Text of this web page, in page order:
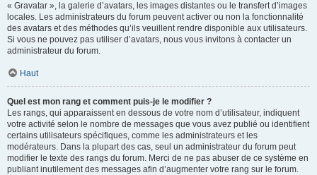
« Gravatar », la galerie d’avatars, les images distantes ou le transfert d’images
locales. Les administrateurs du forum peuvent activer ou non la fonctionnalité
des avatars et des méthodes qu’ils veuillent rendre disponible aux utilisateurs.
Si vous ne pouvez pas utiliser d’avatars, nous vous invitons à contacter un
administrateur du forum.
Haut
Quel est mon rang et comment puis-je le modifier ?
Les rangs, qui apparaissent en dessous de votre nom d’utilisateur, indiquent
votre activité selon le nombre de messages que vous avez publié ou identifient
certains utilisateurs spécifiques, comme les administrateurs et les
modérateurs. Dans la plupart des cas, seul un administrateur du forum peut
modifier le texte des rangs du forum. Merci de ne pas abuser de ce système en
publiant inutilement des messages afin d’augmenter votre rang sur le forum.